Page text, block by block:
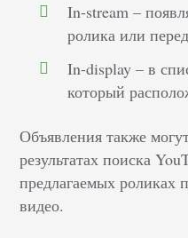
In-stream –
ролика или
In-display – в
который
Объявления также
результатах поиска
предлагаемых роликах
видео.